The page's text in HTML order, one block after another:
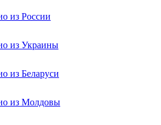
из России
из Украины
из Беларуси
из Молдовы